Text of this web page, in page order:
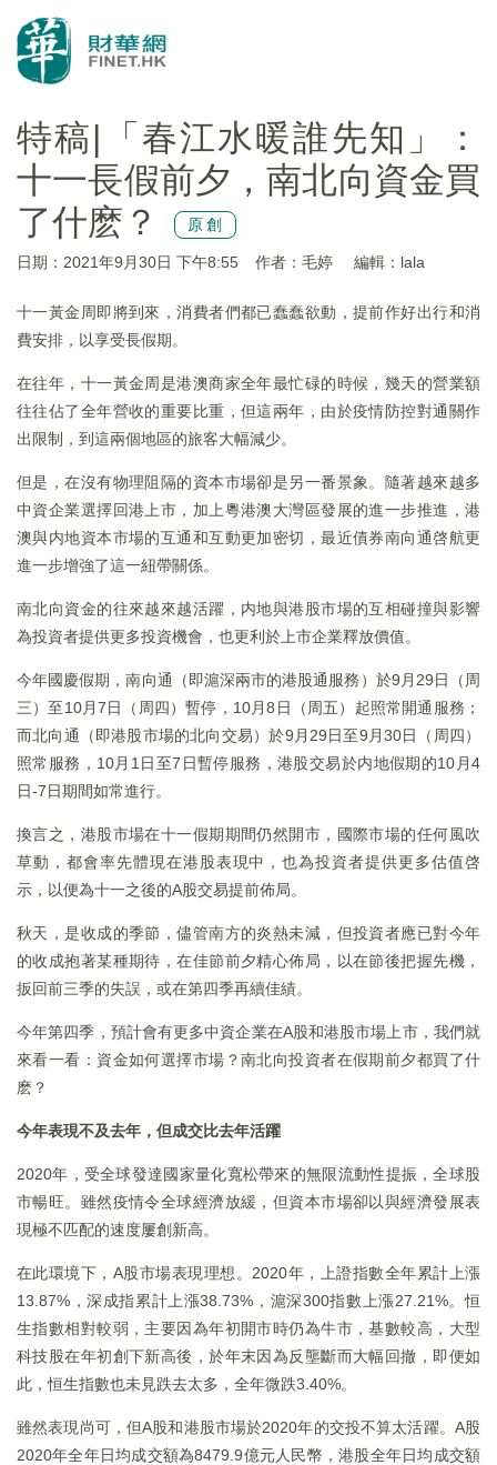
特稿|「春江水暖誰先知」：
十一長假前夕，南北向資金買
了什麽？
原創
日期：2021年9月30日 下午8:55 作者：毛婷 編輯：lala
十一黃金周即將到來，消費者們都已蠢蠢欲動，提前作好出行和消
費安排，以享受長假期。
在往年，十一黃金周是港澳商家全年最忙碌的時候，幾天的營業額
往往佔了全年營收的重要比重，但這兩年，由於疫情防控對通關作
出限制，到這兩個地區的旅客大幅減少。
但是，在沒有物理阻隔的資本市場卻是另一番景象。隨著越來越多
中資企業選擇回港上市，加上粵港澳大灣區發展的進一步推進，港
澳與内地資本市場的互通和互動更加密切，最近債券南向通啓航更
進一步增強了這一紐帶關係。
南北向資金的往來越來越活躍，内地與港股市場的互相碰撞與影響
為投資者提供更多投資機會，也更利於上市企業釋放價值。
今年國慶假期，南向通（即滬深兩市的港股通服務）於9月29日（周
三）至10月7日（周四）暫停，10月8日（周五）起照常開通服務；
而北向通（即港股市場的北向交易）於9月29日至9月30日（周四）
照常服務，10月1日至7日暫停服務，港股交易於内地假期的10月4
日-7日期間如常進行。
換言之，港股市場在十一假期期間仍然開市，國際市場的任何風吹
草動，都會率先體現在港股表現中，也為投資者提供更多估值啓
示，以便為十一之後的A股交易提前佈局。
秋天，是收成的季節，儘管南方的炎熱未減，但投資者應已對今年
的收成抱著某種期待，在佳節前夕精心佈局，以在節後把握先機，
扳回前三季的失誤，或在第四季再續佳績。
今年第四季，預計會有更多中資企業在A股和港股市場上市，我們就
來看一看：資金如何選擇市場？南北向投資者在假期前夕都買了什
麽？
今年表現不及去年，但成交比去年活躍
2020年，受全球發達國家量化寬松帶來的無限流動性提振，全球股
市暢旺。雖然疫情令全球經濟放緩，但資本市場卻以與經濟發展表
現極不匹配的速度屢創新高。
在此環境下，A股市場表現理想。2020年，上證指數全年累計上漲
13.87%，深成指累計上漲38.73%，滬深300指數上漲27.21%。恒
生指數相對較弱，主要因為年初開市時仍為牛市，基數較高，大型
科技股在年初創下新高後，於年末因為反壟斷而大幅回撤，即便如
此，恒生指數也未見跌去太多，全年微跌3.40%。
雖然表現尚可，但A股和港股市場於2020年的交投不算太活躍。A股
2020年全年日均成交額為8479.9億元人民幣，港股全年日均成交額